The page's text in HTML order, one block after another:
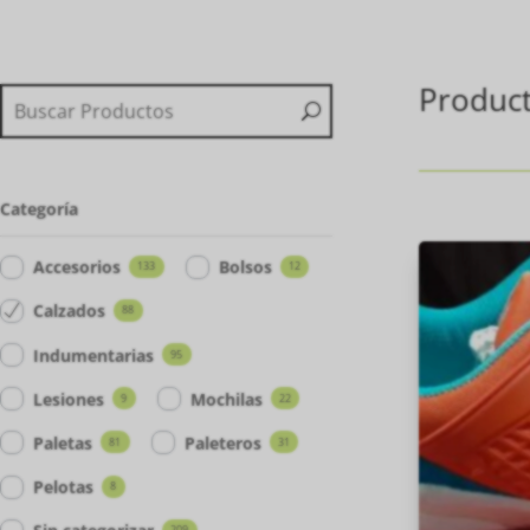
Categoría
Accesorios 133 Bolsos 12
Calzados 88
Indumentarias 95
Lesiones 9 Mochilas 22
Paletas 81 Paleteros 31
Pelotas 8